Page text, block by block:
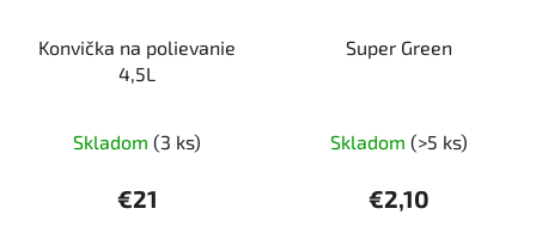
Konvička na polievanie
4,5L
Skladom (3 ks)
€21
Super Green
Skladom (>5 ks)
€2,10